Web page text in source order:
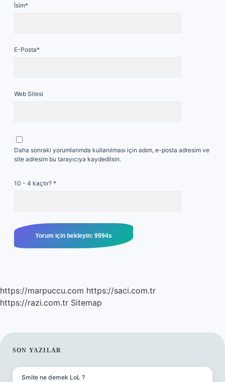
İsim*
E-Posta*
Web Sitesi
Daha sonraki yorumlarımda kullanılması için adım, e-posta adresim ve
site adresim bu tarayıcıya kaydedilsin.
10 - 4 kaçtır? *
https://marpuccu.com https://saci.com.tr
https://razi.com.tr Sitemap
SIDEBAR
SON YAZILAR
Smite ne demek LoL ?